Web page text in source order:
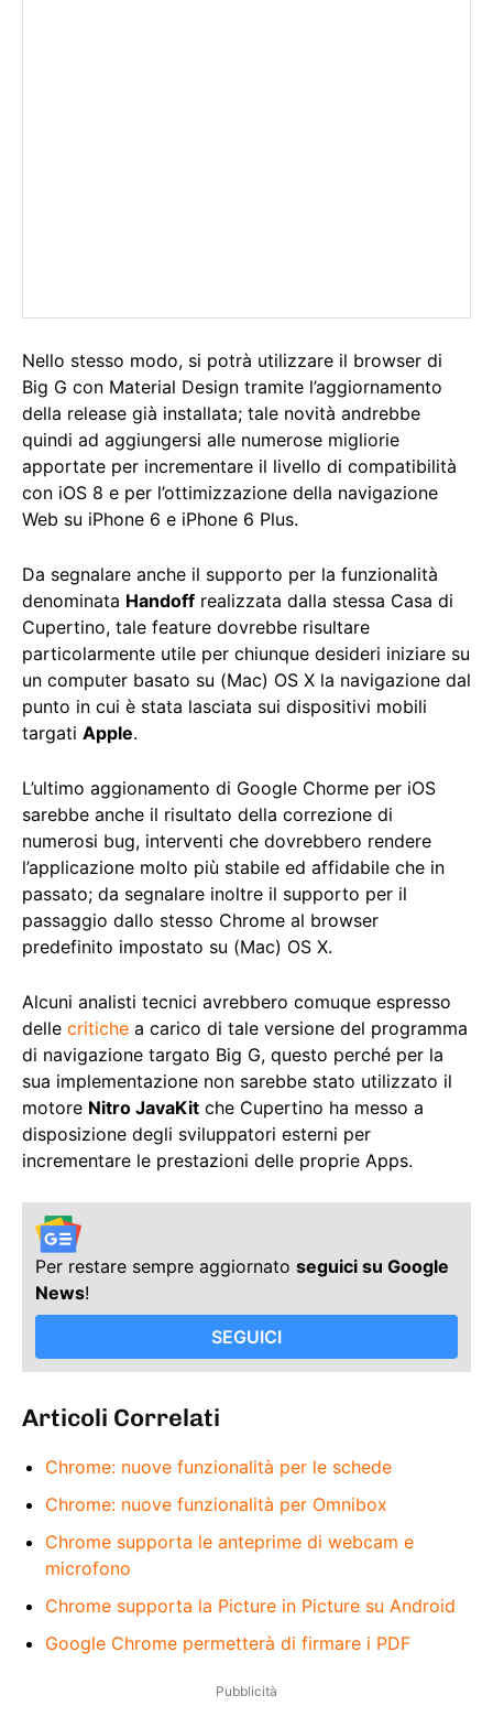
Nello stesso modo, si potrà utilizzare il browser di
Big G con Material Design tramite l’aggiornamento
della release già installata; tale novità andrebbe
quindi ad aggiungersi alle numerose migliorie
apportate per incrementare il livello di compatibilità
con iOS 8 e per l’ottimizzazione della navigazione
Web su iPhone 6 e iPhone 6 Plus.
Da segnalare anche il supporto per la funzionalità
denominata Handoff realizzata dalla stessa Casa di
Cupertino, tale feature dovrebbe risultare
particolarmente utile per chiunque desideri iniziare su
un computer basato su (Mac) OS X la navigazione dal
punto in cui è stata lasciata sui dispositivi mobili
targati Apple.
L’ultimo aggionamento di Google Chorme per iOS
sarebbe anche il risultato della correzione di
numerosi bug, interventi che dovrebbero rendere
l’applicazione molto più stabile ed affidabile che in
passato; da segnalare inoltre il supporto per il
passaggio dallo stesso Chrome al browser
predefinito impostato su (Mac) OS X.
Alcuni analisti tecnici avrebbero comuque espresso
delle critiche a carico di tale versione del programma
di navigazione targato Big G, questo perché per la
sua implementazione non sarebbe stato utilizzato il
motore Nitro JavaKit che Cupertino ha messo a
disposizione degli sviluppatori esterni per
incrementare le prestazioni delle proprie Apps.
Per restare sempre aggiornato seguici su Google
News!
SEGUICI
Articoli Correlati
Chrome: nuove funzionalità per le schede
Chrome: nuove funzionalità per Omnibox
Chrome supporta le anteprime di webcam e
microfono
Chrome supporta la Picture in Picture su Android
Google Chrome permetterà di firmare i PDF
Pubblicità